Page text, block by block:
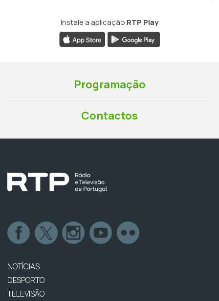
Instale a aplicação RTP Play
Programação
Contactos
NOTÍCIAS
DESPORTO
TELEVISÃO